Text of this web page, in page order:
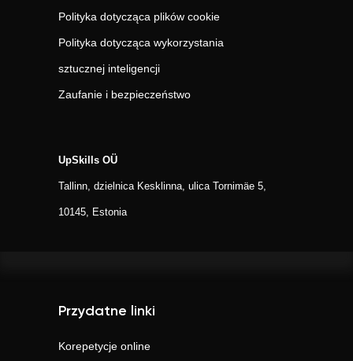
Polityka dotycząca plików cookie
Polityka dotycząca wykorzystania
sztucznej inteligencji
Zaufanie i bezpieczeństwo
UpSkills OÜ
Tallinn, dzielnica Kesklinna, ulica Tornimäe 5,
10145, Estonia
Przydatne linki
Korepetycje online